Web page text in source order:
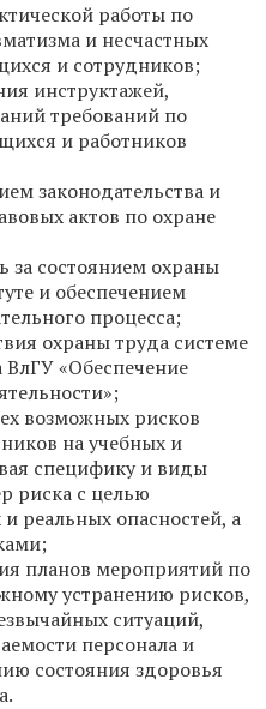
работы по
и несчастных
и сотрудников;
инструктажей,
требований по
и работников
законодательства и
актов по охране
за состоянием охраны
и обеспечением
процесса;
охраны труда системе
«Обеспечение
возможных рисков
на учебных и
специфику и виды
риска с целью
реальных опасностей, а
планов мероприятий по
устранению рисков,
ситуаций,
персонала и
состояния здоровья